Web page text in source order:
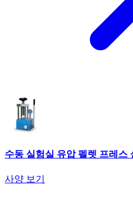
수동 실험실 유압 펠렛 프레스
사양 보기